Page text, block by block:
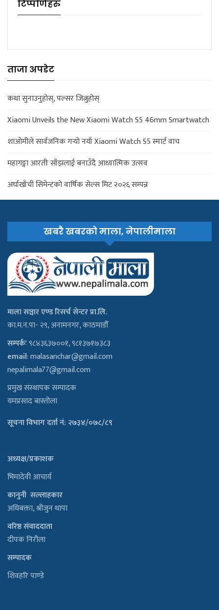
टिप्पणिहरु
ताजा अपडेट
कथा सुनाउनुहोस्, पल्सर जित्नुहोस्
Xiaomi Unveils the New Xiaomi Watch S5 46mm Smartwatch
शाओमीले सार्वजनिक गर्‍यो नयाँ Xiaomi Watch S5 स्मार्ट वाच
महागङ्गा आरतीः साँझलाई बनाउँदै आध्यात्मिक उत्सव
अर्घाखाँची सिमेन्टको वार्षिक सेल्स मिट २०२६ सम्पन्न
खबरै खबरको माला, नेपालीमाला
माला सञ्चार एण्ड रिसर्च सेन्टर प्रा.लि.
का.म.न.पा- २९, अनामनगर, काठमाडौँ
सम्पर्कः९८४३६३७००१, ९८१३७१७३८३
email:malasanchar@gmail.com
nepalimala77@gmail.com
प्रमुख संस्थापक सम्पादक
यमप्रसाद बास्तोला
सूचना विभाग दर्ता नं: २७३४/०७८/८९
अध्यक्ष/प्रकाशक
भिमादेवी आचार्य
कानुनी सल्लाहकार
अधिबक्ता, श्रीजुन थापा
वरिष्ठ संवाददाता
दीपक निरौला
सम्पादक
शिवहरि पाण्डे